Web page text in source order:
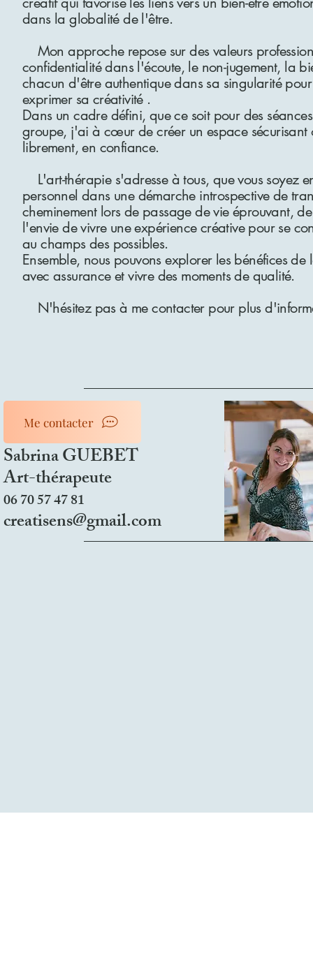
dans la globalité de l'être.
Mon approche repose sur des valeurs
confidentialité dans l'écoute, le non-jugement, la
chacun d'être authentique dans sa singularité
exprimer sa créativité .
Dans un cadre défini, que ce soit pour des
groupe, j'ai à cœur de créer un espace sécurisant
librement, en confiance.
L'art-thérapie s'adresse à tous, que vous soyez
personnel dans une démarche introspective de
cheminement lors de passage de vie éprouvant,
l'envie de vivre une expérience créative pour se
au champs des possibles.
Ensemble, nous pouvons explorer les bénéfices
avec assurance et vivre des moments de qualité.
N'hésitez pas à me contacter pour plus
Sabrina GUEBET
Art-thérapeute
06 70 57 47 81
creatisens@gmail.com
Me contacter